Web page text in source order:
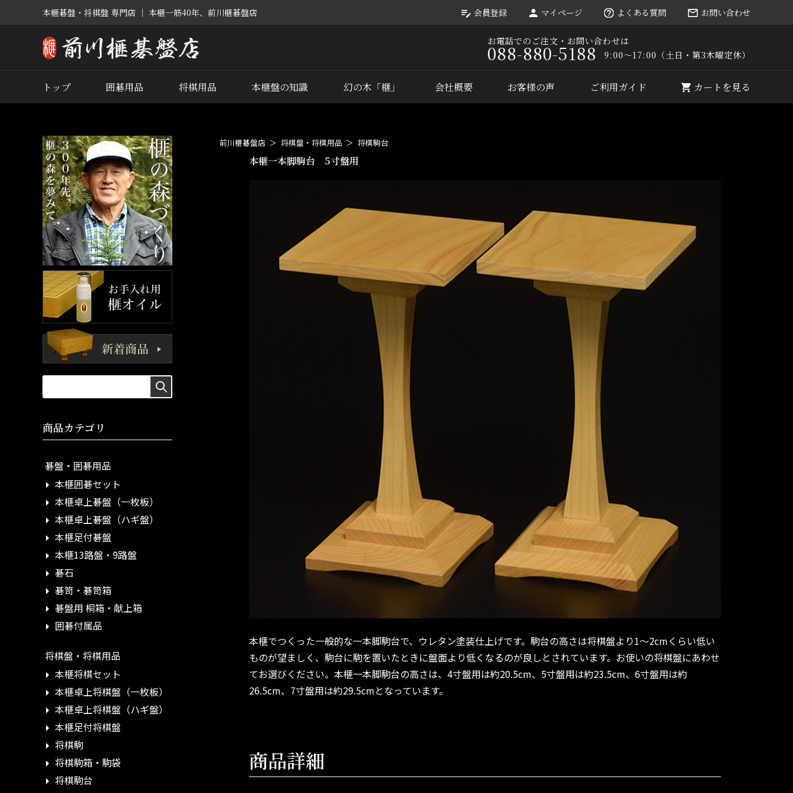
本榧碁盤・将棋盤 専門店 ｜ 本榧一筋40年、前川榧碁盤店 会員登録 マイページ よくある質問 お問い合わせ
お電話でのご注文・お問い合わせは
088-880-5188 9:00～17:00（土日・第3木曜定休）
トップ 囲碁用品 将棋用品 本榧盤の知識 幻の木「榧」 会社概要 お客様の声 ご利用ガイド カートを見る
前川榧碁盤店 将棋盤・将棋用品 将棋駒台
本榧一本脚駒台 5寸盤用
本榧でつくった一般的な一本脚駒台で、ウレタン塗装仕上げです。駒台の高さは将棋盤より1～2cmくらい低い
ものが望ましく、駒台に駒を置いたときに盤面より低くなるのが良しとされています。お使いの将棋盤にあわせ
てお選びください。本榧一本脚駒台の高さは、4寸盤用は約20.5cm、5寸盤用は約23.5cm、6寸盤用は約
26.5cm、7寸盤用は約29.5cmとなっています。
商品詳細
商品カテゴリ
碁盤・囲碁用品
本榧囲碁セット
本榧卓上碁盤（一枚板）
本榧卓上碁盤（ハギ盤）
本榧足付碁盤
本榧13路盤・9路盤
碁石
碁笥・碁笥箱
碁盤用 桐箱・献上箱
囲碁付属品
将棋盤・将棋用品
本榧将棋セット
本榧卓上将棋盤（一枚板）
本榧卓上将棋盤（ハギ盤）
本榧足付将棋盤
将棋駒
将棋駒箱・駒袋
将棋駒台